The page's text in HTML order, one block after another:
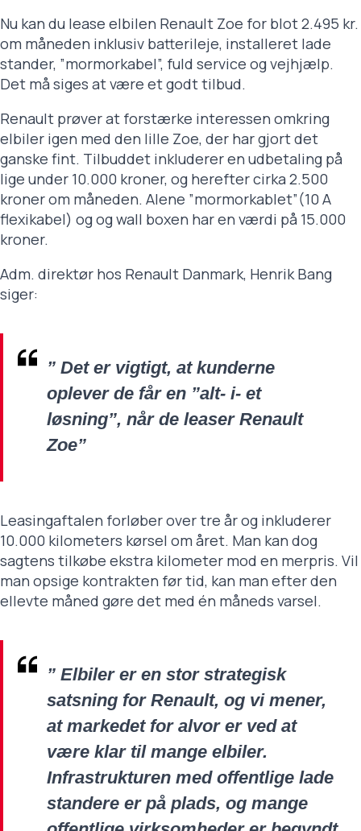
Nu kan du lease elbilen Renault Zoe for blot 2.495 kr.
om måneden inklusiv batterileje, installeret lade
stander, ”mormorkabel”, fuld service og vejhjælp.
Det må siges at være et godt tilbud.
Renault prøver at forstærke interessen omkring
elbiler igen med den lille Zoe, der har gjort det
ganske fint. Tilbuddet inkluderer en udbetaling på
lige under 10.000 kroner, og herefter cirka 2.500
kroner om måneden. Alene ”mormorkablet”(10 A
flexikabel) og og wall boxen har en værdi på 15.000
kroner.
Adm. direktør hos Renault Danmark, Henrik Bang
siger:
” Det er vigtigt, at kunderne
oplever de får en ”alt- i- et
løsning”, når de leaser Renault
Zoe”
Leasingaftalen forløber over tre år og inkluderer
10.000 kilometers kørsel om året. Man kan dog
sagtens tilkøbe ekstra kilometer mod en merpris. Vil
man opsige kontrakten før tid, kan man efter den
ellevte måned gøre det med én måneds varsel.
” Elbiler er en stor strategisk
satsning for Renault, og vi mener,
at markedet for alvor er ved at
være klar til mange elbiler.
Infrastrukturen med offentlige lade
standere er på plads, og mange